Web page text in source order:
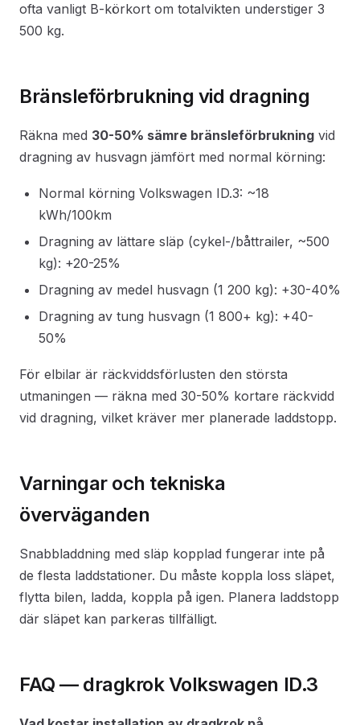
ofta vanligt B-körkort om totalvikten understiger 3
500 kg.
Bränsleförbrukning vid dragning
Räkna med 30-50% sämre bränsleförbrukning vid
dragning av husvagn jämfört med normal körning:
Normal körning Volkswagen ID.3: ~18
kWh/100km
Dragning av lättare släp (cykel-/båttrailer, ~500
kg): +20-25%
Dragning av medel husvagn (1 200 kg): +30-40%
Dragning av tung husvagn (1 800+ kg): +40-
50%
För elbilar är räckviddsförlusten den största
utmaningen — räkna med 30-50% kortare räckvidd
vid dragning, vilket kräver mer planerade laddstopp.
Varningar och tekniska
överväganden
Snabbladdning med släp kopplad fungerar inte på
de flesta laddstationer. Du måste koppla loss släpet,
flytta bilen, ladda, koppla på igen. Planera laddstopp
där släpet kan parkeras tillfälligt.
FAQ — dragkrok Volkswagen ID.3